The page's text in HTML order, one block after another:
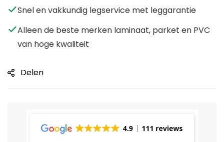
Snel en vakkundig legservice met leggarantie
Alleen de beste merken laminaat, parket en PVC
van hoge kwaliteit
Delen